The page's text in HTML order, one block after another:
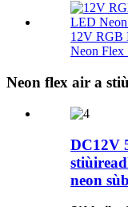
12V RGB
Neon Flex
Neon flex air a
DC12V
neon